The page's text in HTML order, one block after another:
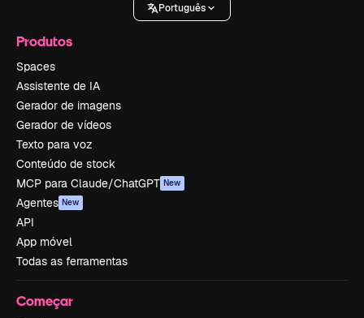
Português
Produtos
Spaces
Assistente de IA
Gerador de imagens
Gerador de vídeos
Texto para voz
Conteúdo de stock
MCP para Claude/ChatGPT New
Agentes New
API
App móvel
Todas as ferramentas
Começar